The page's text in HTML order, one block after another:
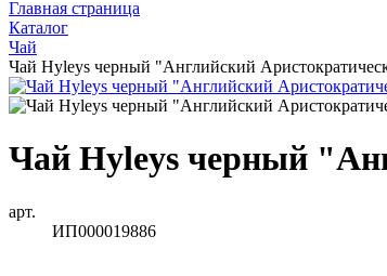
Главная страница
Каталог
Чай
Чай Hyleys черный "Английский
Чай Hyleys черный
арт.
ИП000019886